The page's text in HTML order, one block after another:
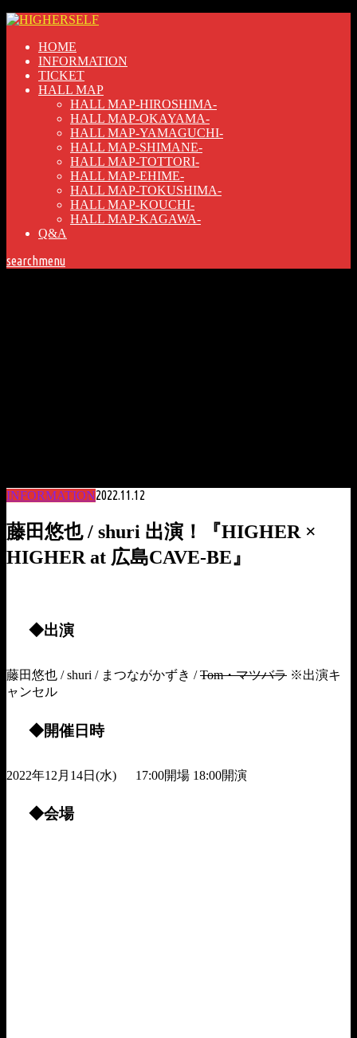
HOME
INFORMATION
TICKET
HALL MAP
HALL MAP-HIROSHIMA-
HALL MAP-OKAYAMA-
HALL MAP-YAMAGUCHI-
HALL MAP-SHIMANE-
HALL MAP-TOTTORI-
HALL MAP-EHIME-
HALL MAP-TOKUSHIMA-
HALL MAP-KOUCHI-
HALL MAP-KAGAWA-
Q&A
searchmenu
INFORMATION2022.11.12
藤田悠也 / shuri 出演！『HIGHER ×
HIGHER at 広島CAVE-BE』
◆出演
藤田悠也 / shuri / まつながかずき /Tom・マツバラ ※出演キ
ャンセル
◆開催日時
2022年12月14日(水) 17:00開場 18:00開演
◆会場